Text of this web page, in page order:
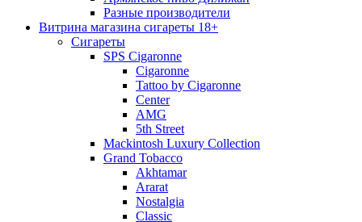
Разные производители
Витрина магазина сигареты 18+
Cигареты
SPS Cigaronne
Сigaronne
Tattoo by Cigaronne
Center
AMG
5th Street
Mackintosh Luxury Collection
Grand Tobacco
Akhtamar
Ararat
Nostalgia
Classic